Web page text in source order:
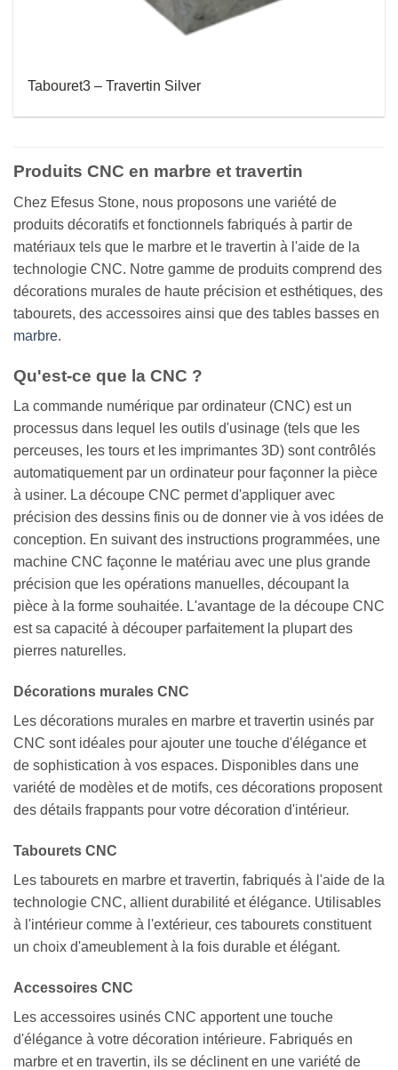
Tabouret3 – Travertin Silver
Produits CNC en marbre et travertin
Chez Efesus Stone, nous proposons une variété de
produits décoratifs et fonctionnels fabriqués à partir de
matériaux tels que le marbre et le travertin à l'aide de la
technologie CNC. Notre gamme de produits comprend des
décorations murales de haute précision et esthétiques, des
tabourets, des accessoires ainsi que des tables basses en
marbre.
Qu'est-ce que la CNC ?
La commande numérique par ordinateur (CNC) est un
processus dans lequel les outils d'usinage (tels que les
perceuses, les tours et les imprimantes 3D) sont contrôlés
automatiquement par un ordinateur pour façonner la pièce
à usiner. La découpe CNC permet d'appliquer avec
précision des dessins finis ou de donner vie à vos idées de
conception. En suivant des instructions programmées, une
machine CNC façonne le matériau avec une plus grande
précision que les opérations manuelles, découpant la
pièce à la forme souhaitée. L'avantage de la découpe CNC
est sa capacité à découper parfaitement la plupart des
pierres naturelles.
Décorations murales CNC
Les décorations murales en marbre et travertin usinés par
CNC sont idéales pour ajouter une touche d'élégance et
de sophistication à vos espaces. Disponibles dans une
variété de modèles et de motifs, ces décorations proposent
des détails frappants pour votre décoration d'intérieur.
Tabourets CNC
Les tabourets en marbre et travertin, fabriqués à l'aide de la
technologie CNC, allient durabilité et élégance. Utilisables
à l'intérieur comme à l'extérieur, ces tabourets constituent
un choix d'ameublement à la fois durable et élégant.
Accessoires CNC
Les accessoires usinés CNC apportent une touche
d'élégance à votre décoration intérieure. Fabriqués en
marbre et en travertin, ils se déclinent en une variété de